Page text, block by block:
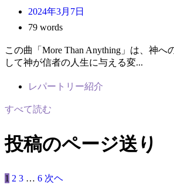
2024年3月7日
79 words
この曲「More Than Anything」は、神へ
して神が信者の人生に与える変...
レパートリー紹介
すべて読む
投稿のページ送り
1 2 3 … 6 次ヘ